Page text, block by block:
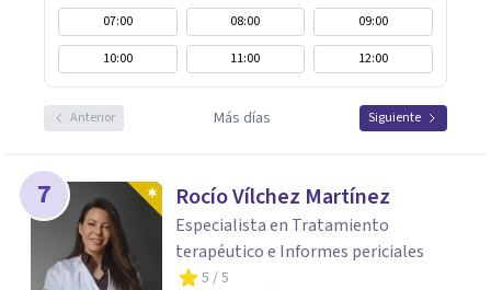
07:00 08:00
09:00
10:00
11:00 12:00
Anterior Más días Siguiente
7 Rocío Vílchez Martínez
Especialista en Tratamiento
terapéutico e Informes periciales
5 / 5